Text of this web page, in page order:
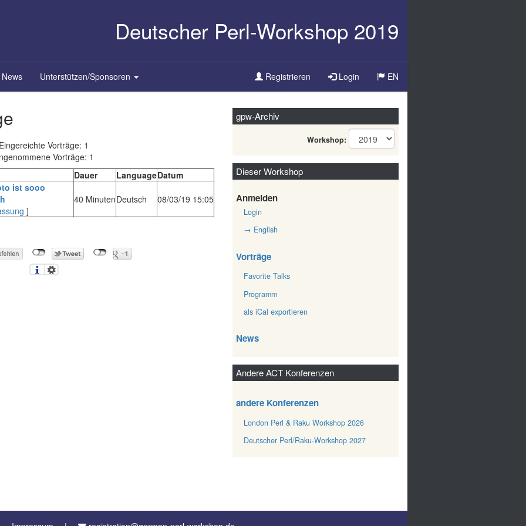
Deutscher Perl-Workshop 2019
News Unterstützen/Sponsoren Registrieren Login
Sprache
EN
Eingereichte Vorträge: 1
Vorträge: 1
Dauer LanguageDatum
ist sooo
]
40 MinutenDeutsch 08/03/19 15:05
gpw-Archiv
Workshop:
Dieser Workshop
Anmelden
Login
→ English
Vorträge
Favorite Talks
Programm
als iCal exportieren
News
Andere ACT Konferenzen
andere Konferenzen
London Perl & Raku Workshop 2026
Deutscher Perl/Raku-Workshop 2027